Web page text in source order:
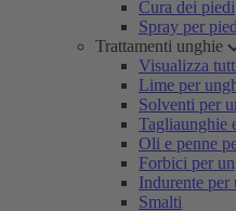
Cura dei piedi
Spray per
Trattamenti unghie
Visualizza
Lime per
Solventi per
Tagliaunghie
Oli e penne
Forbici per
Indurente per
Smalti